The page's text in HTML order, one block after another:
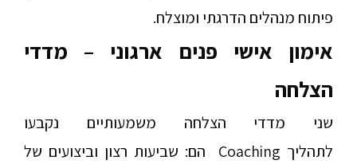
פיתוח מנהלים הדרגתי ומוצלח.
אימון אישי פנים ארגוני – מדדי
הצלחה
שני מדדי הצלחה משמעותיים נקבעו
לתהליך Coaching הם: שביעות רצון וביצועים של